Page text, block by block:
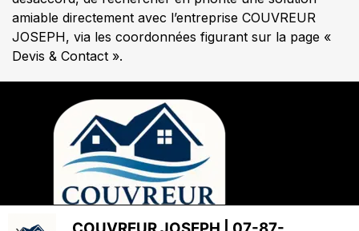
amiable directement avec l’entreprise COUVREUR
JOSEPH, via les coordonnées figurant sur la page «
Devis & Contact ».